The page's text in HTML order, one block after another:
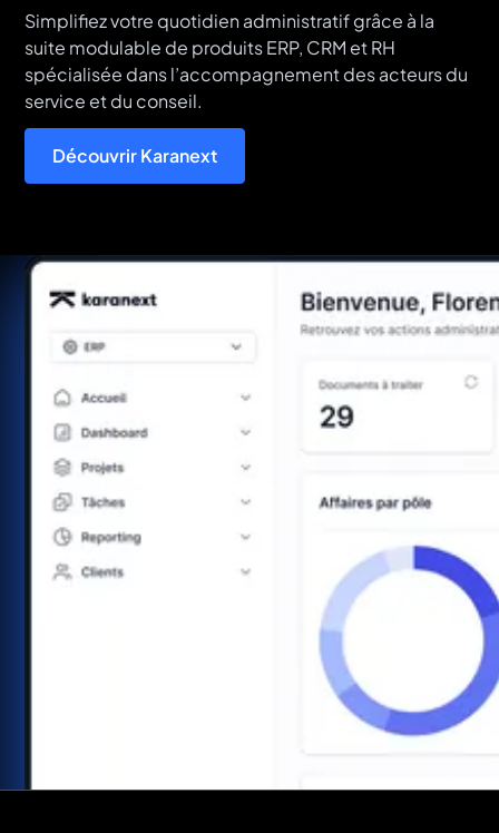
Simplifiez votre quotidien administratif grâce à la
suite modulable de produits ERP, CRM et RH
spécialisée dans l’accompagnement des acteurs du
service et du conseil.
Découvrir Karanext